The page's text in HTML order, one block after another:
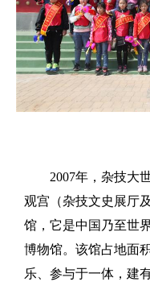
2007年，杂技大
观宫（杂技文史展厅
馆，它是中国乃至世
博物馆。该馆占地面
乐、参与于一体，建